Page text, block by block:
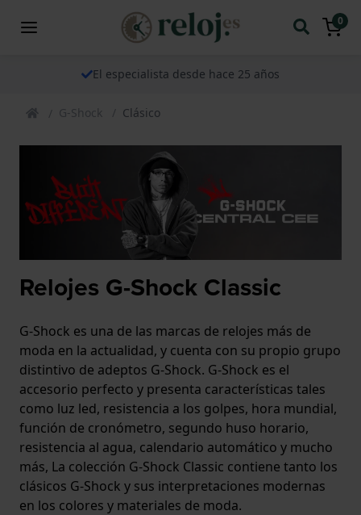
0
El especialista desde hace 25 años
G-Shock Clásico
Relojes G-Shock Classic
G-Shock es una de las marcas de relojes más de
moda en la actualidad, y cuenta con su propio grupo
distintivo de adeptos G-Shock. G-Shock es el
accesorio perfecto y presenta características tales
como luz led, resistencia a los golpes, hora mundial,
función de cronómetro, segundo huso horario,
resistencia al agua, calendario automático y mucho
más, La colección G-Shock Classic contiene tanto los
clásicos G-Shock y sus interpretaciones modernas
en los colores y materiales de moda.